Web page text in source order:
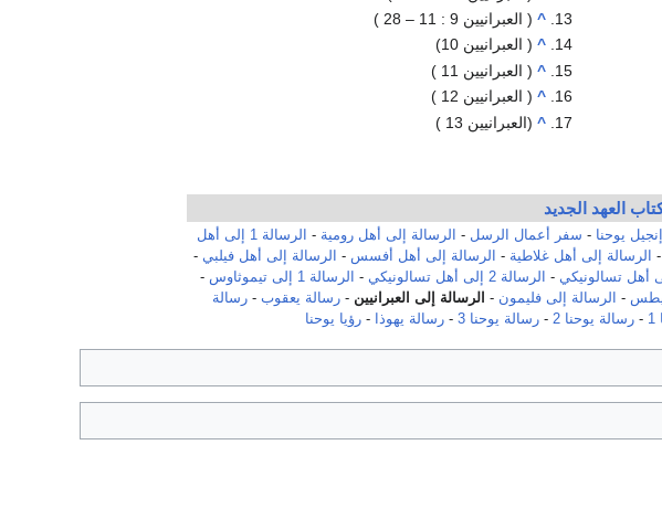
^ ( العبرانيين 9 : 11 – 28 )
^ ( العبرانيين 10)
^ ( العبرانيين 11 )
^ ( العبرانيين 12 )
^ (العبرانيين 13 )
العهد الجديد
إنجيل يوحنا - سفر أعمال الرسل - الرسالة إلى أهل رومية -
الرسالة 1 إلى أهل
- الرسالة إلى أهل غلاطية - الرسالة إلى أهل أفسس - الرسالة إلى أهل فيلبي -
- الرسالة 2 إلى أهل تسالونيكي - الرسالة 1 إلى تيموثاوس
-
- الرسالة إلى فليمون - الرسالة إلى العبرانيين - رسالة يعقوب - رسالة
- رسالة يوحنا 2 - رسالة يوحنا 3 - رسالة يهوذا - رؤيا يوحنا